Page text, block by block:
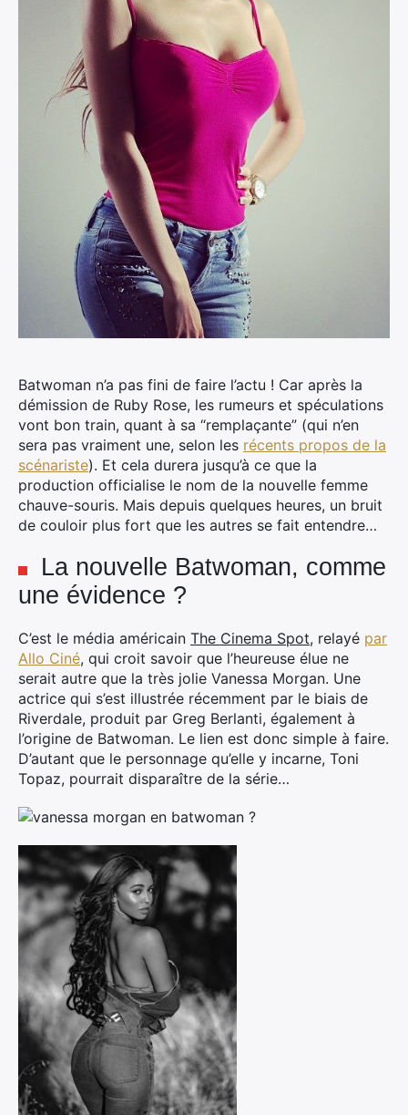
Batwoman n’a pas fini de faire l’actu ! Car après la
démission de Ruby Rose, les rumeurs et spéculations
vont bon train, quant à sa “remplaçante” (qui n’en
sera pas vraiment une, selon les récents propos de la
scénariste). Et cela durera jusqu’à ce que la
production officialise le nom de la nouvelle femme
chauve-souris. Mais depuis quelques heures, un bruit
de couloir plus fort que les autres se fait entendre…
La nouvelle Batwoman, comme
une évidence ?
C’est le média américain The Cinema Spot, relayé par
Allo Ciné, qui croit savoir que l’heureuse élue ne
serait autre que la très jolie Vanessa Morgan. Une
actrice qui s’est illustrée récemment par le biais de
Riverdale, produit par Greg Berlanti, également à
l’origine de Batwoman. Le lien est donc simple à faire.
D’autant que le personnage qu’elle y incarne, Toni
Topaz, pourrait disparaître de la série…